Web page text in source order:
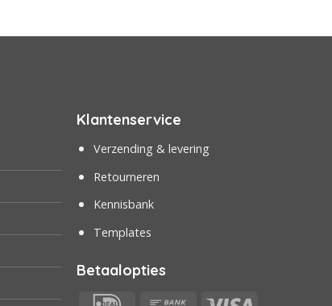
Klantenservice
Verzending & levering
Retourneren
Kennisbank
Templates
Betaalopties